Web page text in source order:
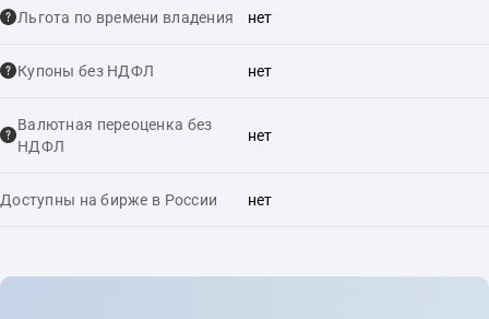
Льгота по времени владения нет
Купоны без НДФЛ нет
Валютная переоценка без
НДФЛ
нет
Доступны на бирже в России нет